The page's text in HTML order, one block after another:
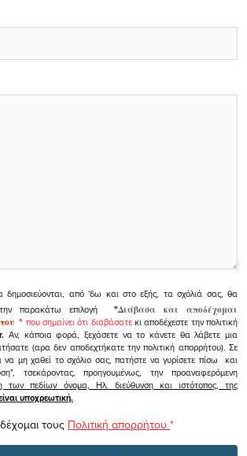
δημοσιεύονται, από 'δω και στο εξής, τα σχόλιά σας, θα
παρακάτω επιλογή
"Διάβασα και αποδέχομαι
" που σημαίνει ότι διαβάσατεκι αποδέχεστε την πολιτική
Αν, κάποια φορά, ξεχάσετε να το κάνετε θα λάβετε μια
(αρα δεν αποδεχτήκατε την πολιτική απορρήτου). Σε
να μη χαθεί το σχόλιο σας, πατήστε να γυρίσετε πίσω και
τσεκάροντας, προηγουμένως, την προαναφερόμενη
των πεδίων όνομα, Ηλ. διεύθυνση και ιστότοπος, της
υποχρεωτική.
τους Πολιτική απορρήτου *